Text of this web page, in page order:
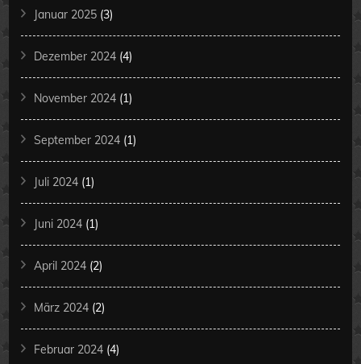
Januar 2025 (3)
Dezember 2024 (4)
November 2024 (1)
September 2024 (1)
Juli 2024 (1)
Juni 2024 (1)
April 2024 (2)
März 2024 (2)
Februar 2024 (4)